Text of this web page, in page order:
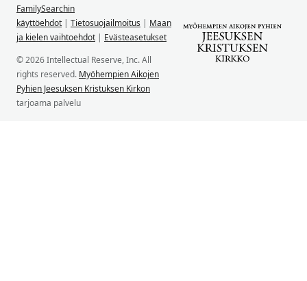
FamilySearchin
käyttöehdot | Tietosuojailmoitus | Maan
ja kielen vaihtoehdot | Evästeasetukset
© 2026 Intellectual Reserve, Inc. All
rights reserved. Myöhempien Aikojen
Pyhien Jeesuksen Kristuksen Kirkon
tarjoama palvelu